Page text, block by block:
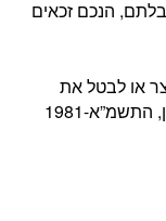
הנכם זכאים
או לבטל את
העסקה, בהתאם להוראות חוק הגנת הצרכן, התשמ”א-1981